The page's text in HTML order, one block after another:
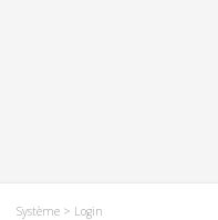
Système > Login